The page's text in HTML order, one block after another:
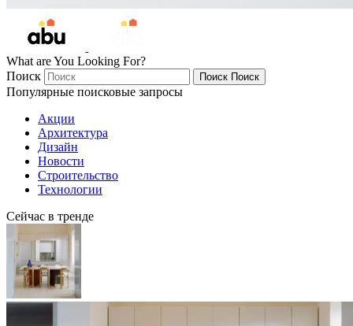
What are You Looking For?
Поиск
Поиск Поиск
Популярные поисковые запросы
Акции
Архитектура
Дизайн
Новости
Строительство
Технологии
Сейчас в тренде